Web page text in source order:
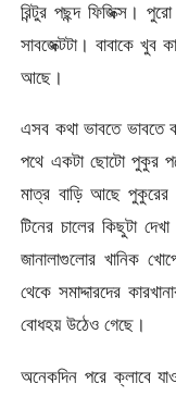
রিন্টুর পছন্দ ফিজিক্স।
সাবজেক্টটা। বাবাকে
আছে।
এসব কথা ভাবতে ভাবতে
পথে একটা ছোটো পুকুর
মাত্র বাড়ি আছে
টিনের চালের কিছুটা
জানালাগুলোর খানিক
থেকে সমাদ্দারদের
বোধহয় উঠেও গেছে।
অনেকদিন পরে ক্লাবে